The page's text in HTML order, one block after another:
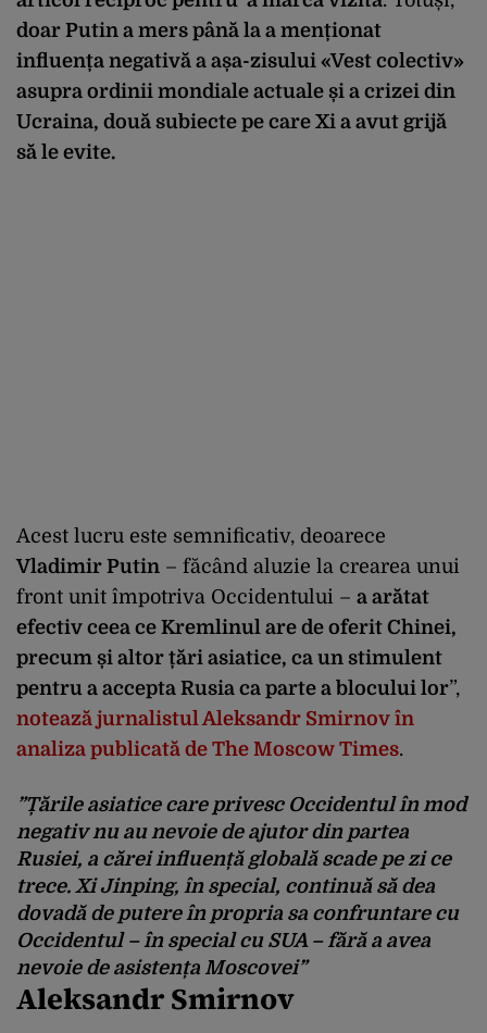
doar Putin a mers până la a menționat
influența negativă a așa-zisului «Vest colectiv»
asupra ordinii mondiale actuale și a crizei din
Ucraina, două subiecte pe care Xi a avut grijă
să le evite.
Acest lucru este semnificativ, deoarece
Vladimir Putin – făcând aluzie la crearea unui
front unit împotriva Occidentului – a arătat
efectiv ceea ce Kremlinul are de oferit Chinei,
precum și altor țări asiatice, ca un stimulent
pentru a accepta Rusia ca parte a blocului lor”,
notează jurnalistul Aleksandr Smirnov în
analiza publicată de The Moscow Times.
”Țările asiatice care privesc Occidentul în mod
negativ nu au nevoie de ajutor din partea
Rusiei, a cărei influență globală scade pe zi ce
trece. Xi Jinping, în special, continuă să dea
dovadă de putere în propria sa confruntare cu
Occidentul – în special cu SUA – fără a avea
nevoie de asistența Moscovei”
Aleksandr Smirnov